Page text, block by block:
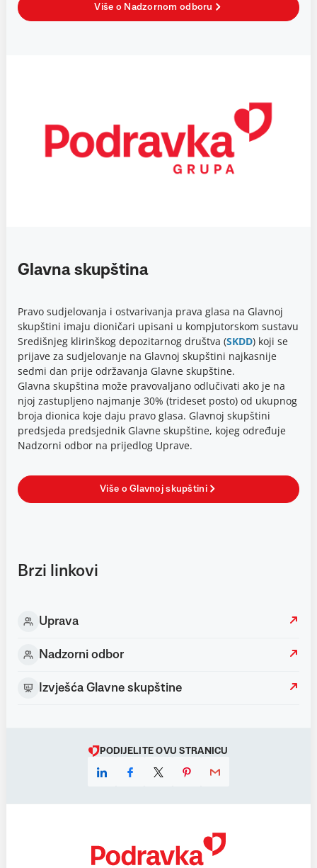
Više o Nadzornom odboru
Glavna skupština
Pravo sudjelovanja i ostvarivanja prava glasa na Glavnoj
skupštini imaju dioničari upisani u kompjutorskom sustavu
Središnjeg klirinškog depozitarnog društva (SKDD) koji se
prijave za sudjelovanje na Glavnoj skupštini najkasnije
sedmi dan prije održavanja Glavne skupštine.
Glavna skupština može pravovaljano odlučivati ako je na
njoj zastupljeno najmanje 30% (trideset posto) od ukupnog
broja dionica koje daju pravo glasa. Glavnoj skupštini
predsjeda predsjednik Glavne skupštine, kojeg određuje
Nadzorni odbor na prijedlog Uprave.
Više o Glavnoj skupštini
Brzi linkovi
Uprava
Nadzorni odbor
Izvješća Glavne skupštine
PODIJELITE OVU STRANICU